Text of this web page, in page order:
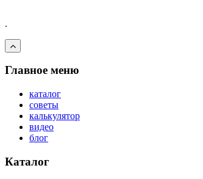
.
Главное меню
каталог
советы
калькулятор
видео
блог
Каталог